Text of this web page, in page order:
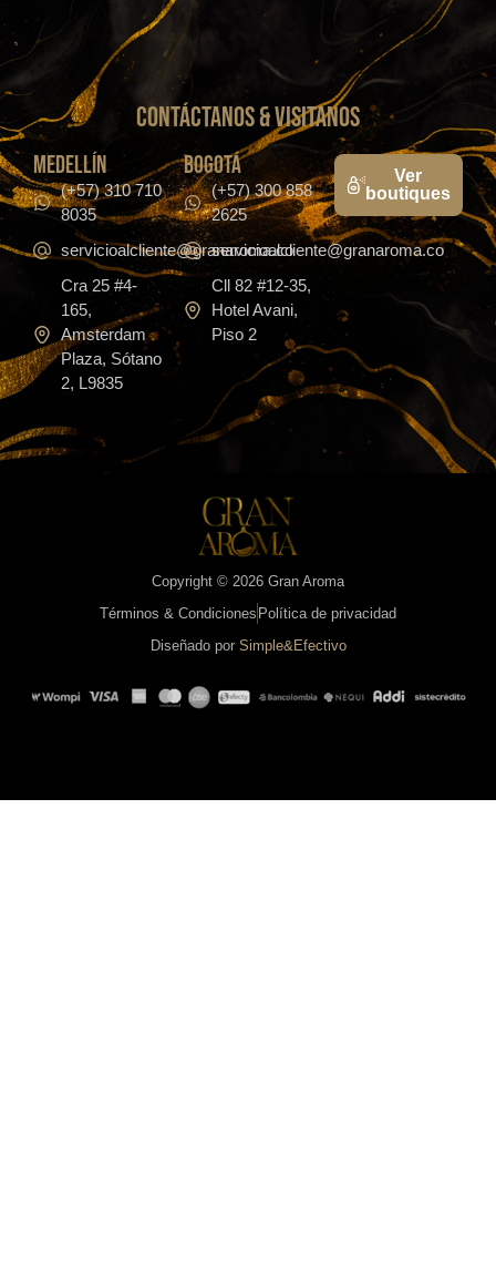
CONTáCTanos & VISITANOS
medellín
(+57) 310 710
8035
servicioalcliente@granaroma.co
Cra 25 #4-
165,
Amsterdam
Plaza, Sótano
2, L9835
bogotá
(+57) 300 858
2625
servicioalcliente@granaroma.co
Cll 82 #12-35,
Hotel Avani,
Piso 2
Ver
boutiques
Copyright © 2026 Gran Aroma
Términos & Condiciones Política de privacidad
Diseñado por Simple&Efectivo